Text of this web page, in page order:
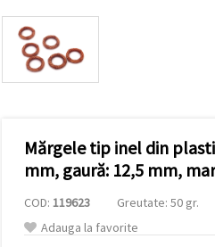
afișa
conținut și
reclame
mai
relevante,
analiză și
marketing.
Puteți fi de
acord să
utilizați
toate
cookie -
Mărgele tip inel din
mm, gaură: 12,5 mm,
COD: 119623 Greutate: 50 gr.
Adauga la favorite